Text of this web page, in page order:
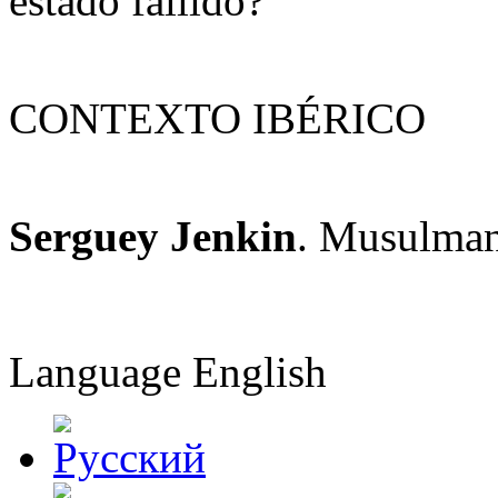
CONTEXTO IBÉRICO
Serguey Jenkin.
Language English